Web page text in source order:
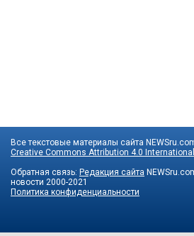
Все текстовые материалы сайта
Creative Commons Attribution 4.0 International
Обратная связь: Редакция сайта
новости 2000-2021
Политика конфиденциальности